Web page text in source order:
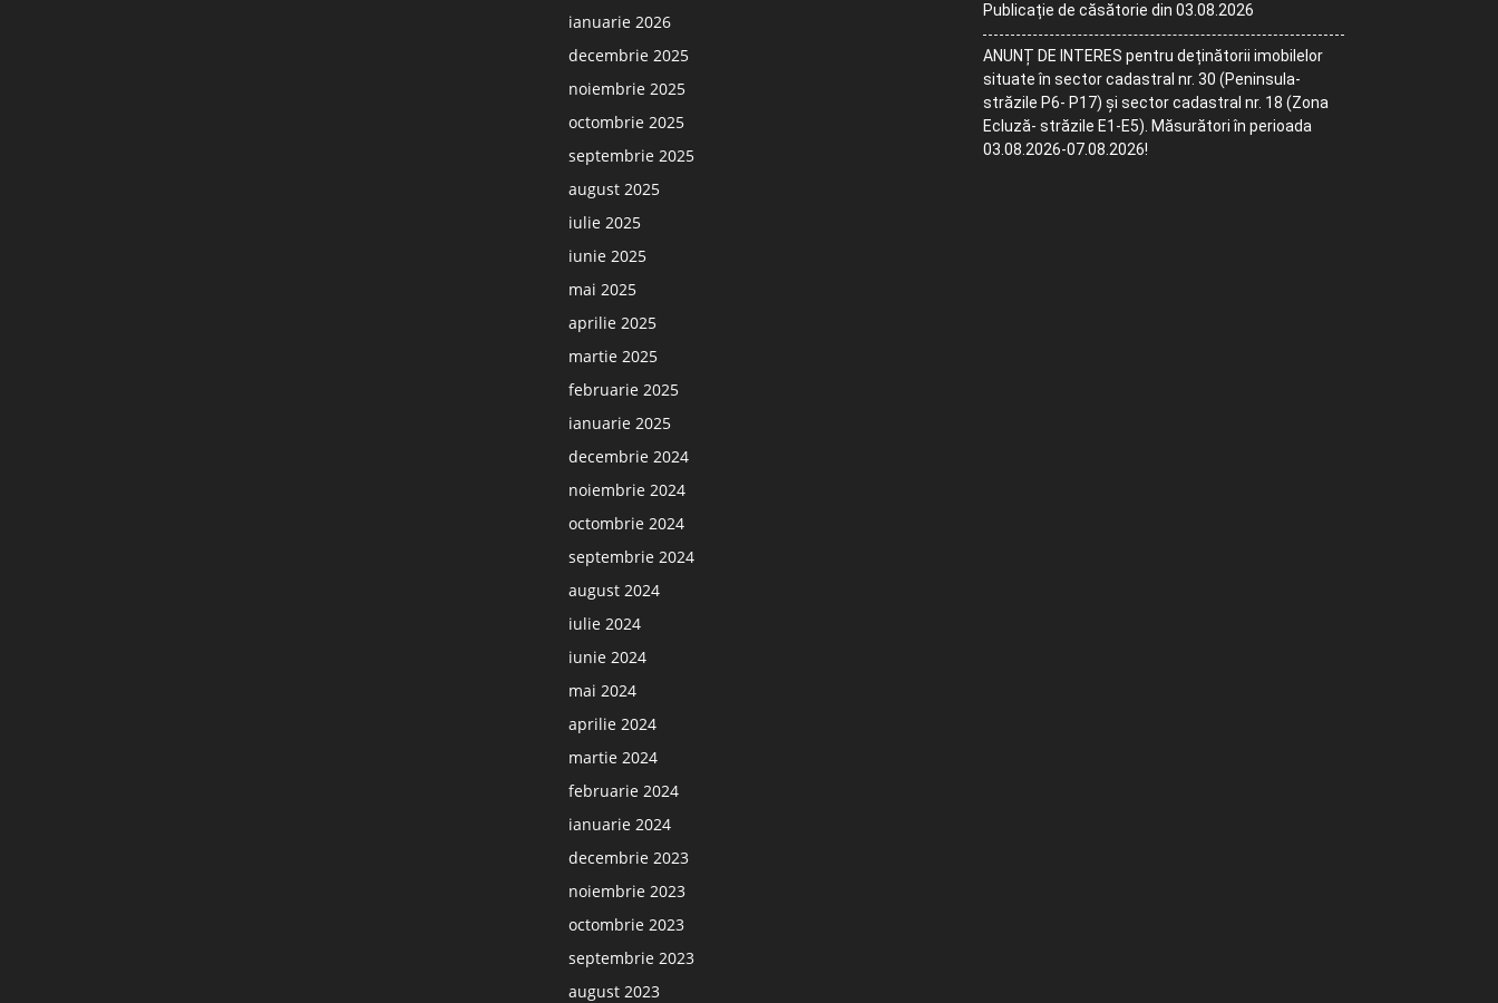
ianuarie 2026
decembrie 2025
noiembrie 2025
octombrie 2025
septembrie 2025
august 2025
iulie 2025
iunie 2025
mai 2025
aprilie 2025
martie 2025
februarie 2025
ianuarie 2025
decembrie 2024
noiembrie 2024
octombrie 2024
septembrie 2024
august 2024
iulie 2024
iunie 2024
mai 2024
aprilie 2024
martie 2024
februarie 2024
ianuarie 2024
decembrie 2023
noiembrie 2023
octombrie 2023
septembrie 2023
august 2023
Publicație de căsătorie din 03.08.2026
ANUNȚ DE INTERES pentru deținătorii imobilelor
situate în sector cadastral nr. 30 (Peninsula-
străzile P6- P17) și sector cadastral nr. 18 (Zona
Ecluză- străzile E1-E5). Măsurători în perioada
03.08.2026-07.08.2026!